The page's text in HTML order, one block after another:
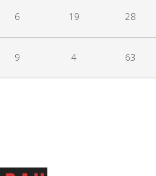
6 19 28
9 4 63